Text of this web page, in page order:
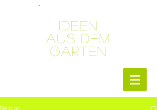
Ideen
aus dem
Garten